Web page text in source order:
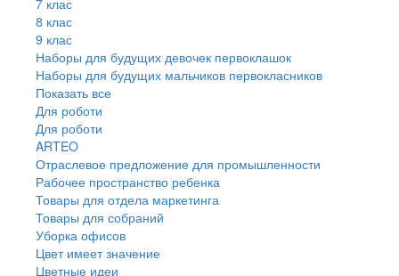
8 клас
9 клас
Наборы для будущих девочек первоклашок
Наборы для будущих мальчиков первокласников
Показать все
Для роботи
Для роботи
ARTEO
Отраслевое предложение для промышленности
Рабочее пространство ребенка
Товары для отдела маркетинга
Товары для собраний
Уборка офисов
Цвет имеет значение
Цветные идеи